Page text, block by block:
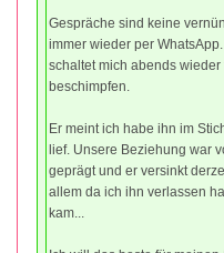
Gespräche sind keine
immer wieder per
schaltet mich abends
beschimpfen.
Er meint ich habe ihn im
lief. Unsere Beziehung war
geprägt und er versinkt
allem da ich ihn verlassen
kam...